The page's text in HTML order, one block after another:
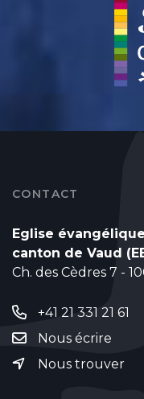
CONTACT
Eglise
canton de Vaud
Ch. des Cèdres 7 -
+41 21 331 21 61
Nous écrire
Nous trouver